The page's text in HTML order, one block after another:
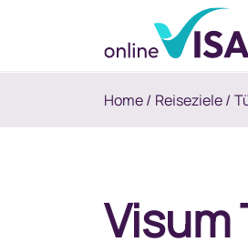
Home/ Reiseziele/
Visum